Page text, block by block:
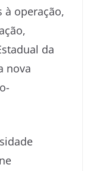
à operação,
da
nova